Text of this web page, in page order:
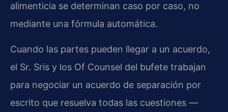
alimenticia se determinan caso por caso, no
mediante una fórmula automática.
Cuando las partes pueden llegar a un acuerdo,
el Sr. Sris y los Of Counsel del bufete trabajan
para negociar un acuerdo de separación por
escrito que resuelva todas las cuestiones —